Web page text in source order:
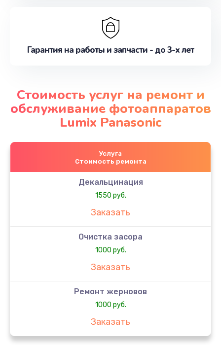
Гарантия на работы и запчасти - до 3-х лет
Стоимость услуг на ремонт и
обслуживание фотоаппаратов
Lumix Panasonic
Услуга
Стоимость ремонта
Декальцинация
1550 руб.
Заказать
Очистка засора
1000 руб.
Заказать
Ремонт жерновов
1000 руб.
Заказать